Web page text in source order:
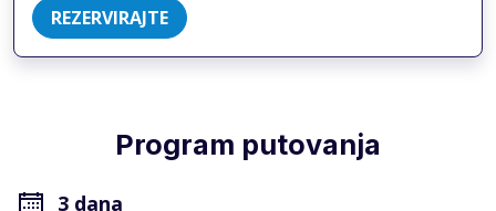
REZERVIRAJTE
Program putovanja
3 dana